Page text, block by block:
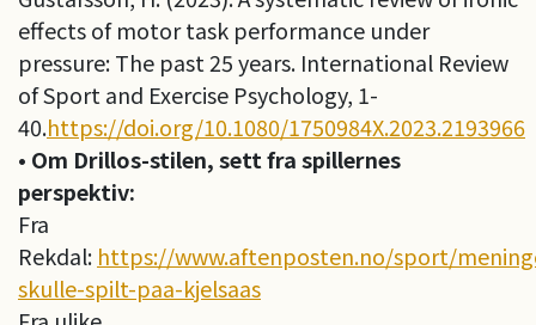
effects of motor task performance under
pressure: The past 25 years. International Review
of Sport and Exercise Psychology, 1-
40.https://doi.org/10.1080/1750984X.2023.2193966
• Om Drillos-stilen, sett fra spillernes
perspektiv:
Fra
Rekdal: https://www.aftenposten.no/sport/
skulle-spilt-paa-kjelsaas